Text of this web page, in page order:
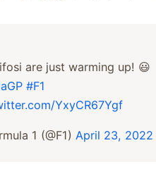
are just warming up! 😃
#F1
YxyCR67Ygf
1 (@F1) April 23, 2022